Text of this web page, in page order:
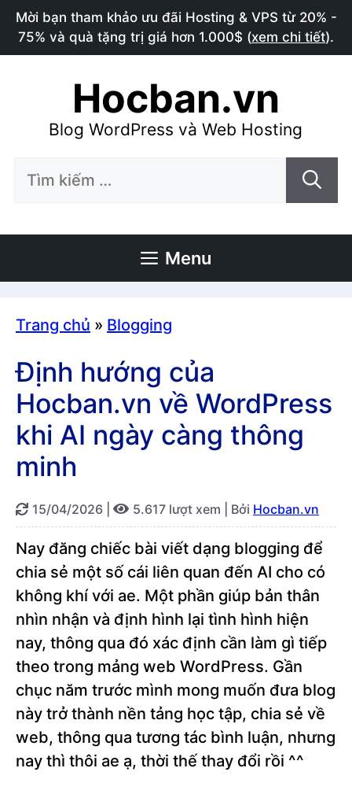
Chuyển
đến
nội
Mời bạn tham khảo ưu đãi Hosting & VPS từ 20% -
75% và quà tặng trị giá hơn 1.000$ (xem chi tiết).
Hocban.vn
Blog WordPress và Web Hosting
Tìm
kiếm
Menu
Trang chủ » Blogging
Định hướng của
Hocban.vn về WordPress
khi AI ngày càng thông
minh
15/04/2026 5.617 lượt xem | Bởi Hocban.vn
Nay đăng chiếc bài viết dạng blogging để
chia sẻ một số cái liên quan đến AI cho có
không khí với ae. Một phần giúp bản thân
nhìn nhận và định hình lại tình hình hiện
nay, thông qua đó xác định cần làm gì tiếp
theo trong mảng web WordPress. Gần
chục năm trước mình mong muốn đưa blog
này trở thành nền tảng học tập, chia sẻ về
web, thông qua tương tác bình luận, nhưng
nay thì thôi ae ạ, thời thế thay đổi rồi ^^